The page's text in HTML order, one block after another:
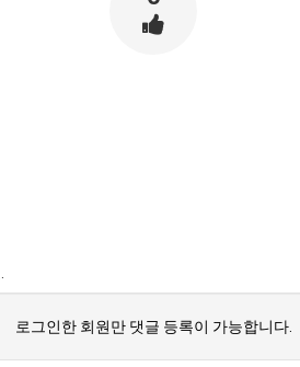
로그인한 회원만 댓글 등록이 가능합니다.